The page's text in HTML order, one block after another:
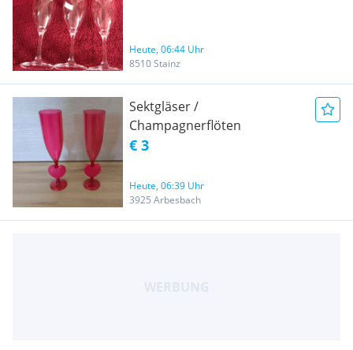
Heute, 06:44 Uhr
8510 Stainz
Sektgläser /
Champagnerflöten
€ 3
Heute, 06:39 Uhr
3925 Arbesbach